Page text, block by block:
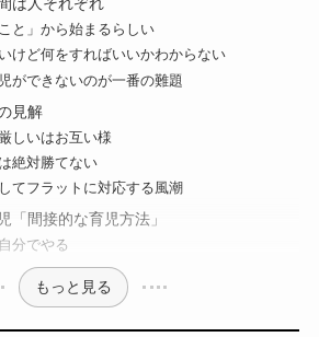
と」から始まるらしい
けど何をすればいいかわからない
ができないのが一番の難題
見解
しいはお互い様
絶対勝てない
てフラットに対応する風潮
「間接的な育児方法」
分でやる
もっと見る